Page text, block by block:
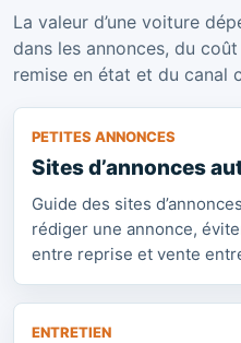
La valeur d’une voiture
dans les annonces, du
remise en état et du canal
PETITES ANNONCES
Sites d’annonces
Guide des sites
rédiger une annonce,
entre reprise et vente
ENTRETIEN